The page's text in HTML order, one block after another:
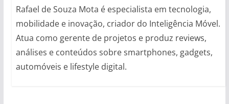
Rafael de Souza Mota é especialista em tecnologia,
mobilidade e inovação, criador do Inteligência Móvel.
Atua como gerente de projetos e produz reviews,
análises e conteúdos sobre smartphones, gadgets,
automóveis e lifestyle digital.